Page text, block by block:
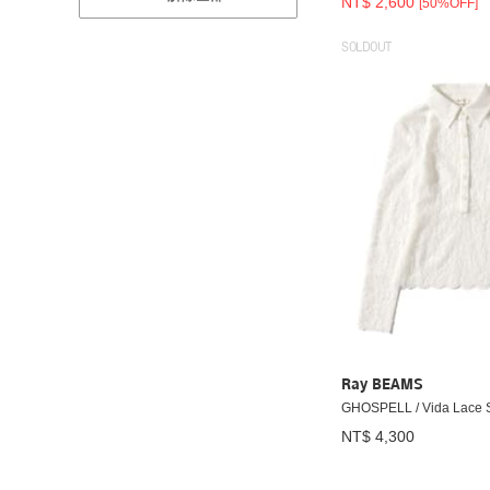
SOLDOUT
Ray BEAMS
GHOSPELL / Vida Lace
NT$ 4,300